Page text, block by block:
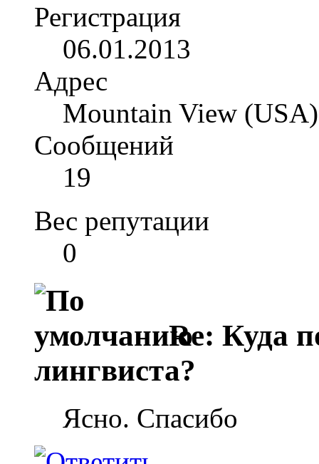
Регистрация
06.01.2013
Адрес
Mountain View (USA)
Сообщений
19
Вес репутации
0
Re: Куда
лингвиста?
Ясно. Спасибо